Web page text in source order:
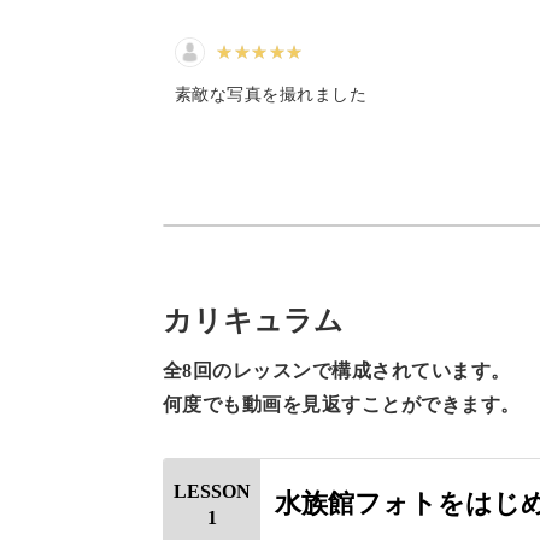
分かりやすく伝授していきます。
カメラの設定、構図の捉え
動いているものをピタリと止めて撮
「構図」と聞くと難しく感じますが
素敵な写真を撮れました
カリキュラム
全8回のレッスンで構成されています。
何度でも動画を見返すことができます。
LESSON
1
水族館フォトをはじ